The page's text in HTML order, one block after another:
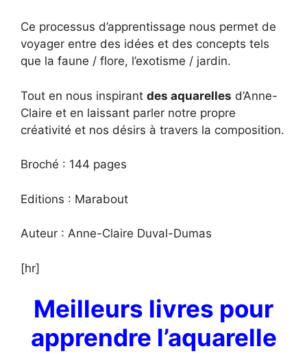
Ce processus d’apprentissage nous permet de
voyager entre des idées et des concepts tels
que la faune / flore, l’exotisme / jardin.
Tout en nous inspirant des aquarelles d’Anne-
Claire et en laissant parler notre propre
créativité et nos désirs à travers la composition.
Broché : 144 pages
Editions : Marabout
Auteur : Anne-Claire Duval-Dumas
[hr]
Meilleurs livres pour
apprendre l’aquarelle